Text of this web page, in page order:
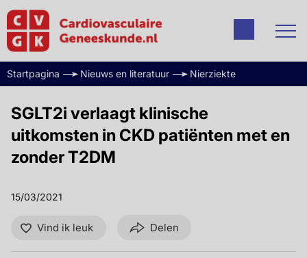
Startpagina Nieuws en literatuur Nierziekte
SGLT2i verlaagt klinische
uitkomsten in CKD patiënten met en
zonder T2DM
15/03/2021
Vind ik leuk Delen